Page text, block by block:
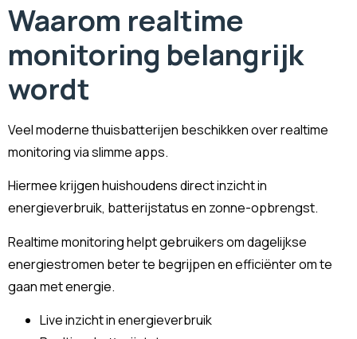
Waarom realtime
monitoring belangrijk
wordt
Veel moderne thuisbatterijen beschikken over realtime
monitoring via slimme apps.
Hiermee krijgen huishoudens direct inzicht in
energieverbruik, batterijstatus en zonne-opbrengst.
Realtime monitoring helpt gebruikers om dagelijkse
energiestromen beter te begrijpen en efficiënter om te
gaan met energie.
Live inzicht in energieverbruik